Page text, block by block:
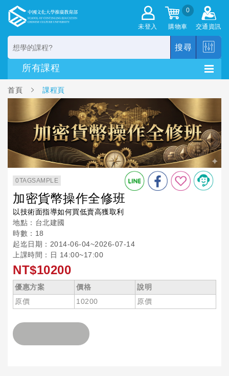
未登入
0
購物車 交通資訊
搜尋
首頁 課程頁
0TAGSAMPLE
加密貨幣操作全修班
以技術面指導如何買低賣高獲取利
地點：台北建國
時數：18
起迄日期：2014-06-04~2026-07-14
上課時間：日 14:00~17:00
NT$10200
優惠方案 價格
說明
原價
10200 原價